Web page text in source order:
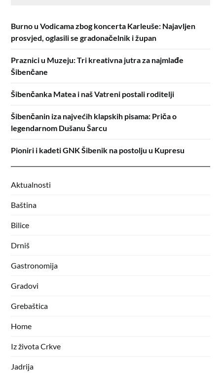
Burno u Vodicama zbog koncerta Karleuše: Najavljen
prosvjed, oglasili se gradonačelnik i župan
Praznici u Muzeju: Tri kreativna jutra za najmlađe
Šibenčane
Šibenčanka Matea i naš Vatreni postali roditelji
Šibenčanin iza najvećih klapskih pisama: Priča o
legendarnom Dušanu Šarcu
Pioniri i kadeti GNK Šibenik na postolju u Kupresu
Aktualnosti
Baština
Bilice
Drniš
Gastronomija
Gradovi
Grebaštica
Home
Iz života Crkve
Jadrija